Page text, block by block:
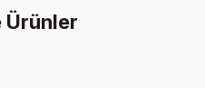
Ürünler